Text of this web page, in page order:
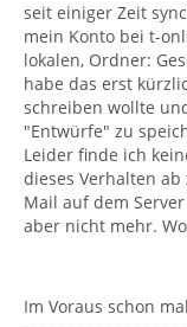
seit einiger Zeit
mein Konto bei t-
lokalen, Ordner:
habe das erst
schreiben wollte
"Entwürfe" zu
Leider finde ich
dieses Verhalten
Mail auf dem
aber nicht mehr.
Im Voraus schon